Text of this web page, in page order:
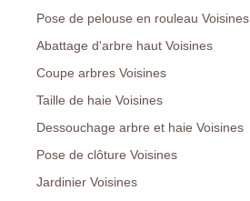
Pose de pelouse en rouleau Voisines
Abattage d'arbre haut Voisines
Coupe arbres Voisines
Taille de haie Voisines
Dessouchage arbre et haie Voisines
Pose de clôture Voisines
Jardinier Voisines